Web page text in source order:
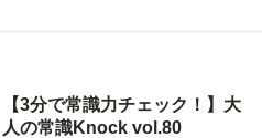
【3分で常識力チェック！】大
人の常識Knock vol.80